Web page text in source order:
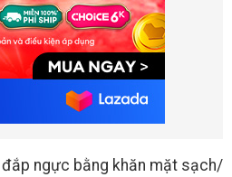
đắp ngực bằng khăn mặt sạch/